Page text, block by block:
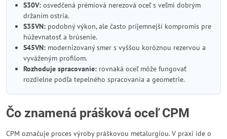
S30V: osvedčená prémiová nerezová oceľ s veľmi dobrým
držaním ostria.
S35VN: podobný výkon, ale často príjemnejší kompromis pre
húževnatosť a brúsenie.
S45VN: modernizovaný smer s vyššou koróznou rezervou a
vyváženým profilom.
Rozhoduje spracovanie: rovnaká oceľ môže fungovať
rozdielne podľa tepelného spracovania a geometrie.
Čo znamená prášková oceľ CPM
CPM označuje proces výroby práškovou metalurgiou. V praxi ide o